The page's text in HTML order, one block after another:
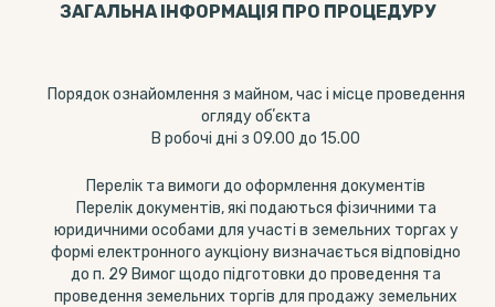
ЗАГАЛЬНА ІНФОРМАЦІЯ ПРО ПРОЦЕДУРУ
Порядок ознайомлення з майном, час і місце проведення
огляду обʼєкта
В робочі дні з 09.00 до 15.00
Перелік та вимоги до оформлення документів
Перелік документів, які подаються фізичними та
юридичними особами для участі в земельних торгах у
формі електронного аукціону визначається відповідно
до п. 29 Вимог щодо підготовки до проведення та
проведення земельних торгів для продажу земельних